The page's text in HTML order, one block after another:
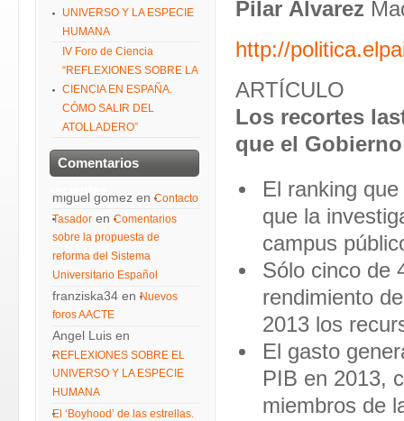
Pilar Álvarez
http://
ARTÍCULO
Los recortes
que el
El ranking
que la
campus
Sólo cinco de
rendimiento
2013 los
El gasto
PIB en 2013,
miembros de
UNIVERSO Y LA ESPECIE
HUMANA
IV Foro de Ciencia
“REFLEXIONES SOBRE LA
CIENCIA EN ESPAÑA.
CÓMO SALIR DEL
ATOLLADERO”
Comentarios
recientes
miguel gomez en Contacto
Tasador en Comentarios
sobre la propuesta de
reforma del Sistema
Universitario Español
franziska34 en Nuevos
foros AACTE
Angel Luis en
REFLEXIONES SOBRE EL
UNIVERSO Y LA ESPECIE
HUMANA
El ‘Boyhood’ de las estrellas.